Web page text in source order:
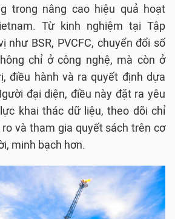
trong nâng cao hiệu quả hoạt
Từ kinh nghiệm tại Tập
như BSR, PVCFC, chuyển đổi số
chỉ ở công nghệ, mà còn ở
điều hành và ra quyết định dựa
đại diện, điều này đặt ra yêu
khai thác dữ liệu, theo dõi chỉ
và tham gia quyết sách trên cơ
minh bạch hơn.